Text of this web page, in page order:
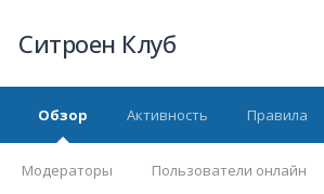
Ситроен Клуб
Обзор
Модераторы Пользователи онлайн
Активность Правила